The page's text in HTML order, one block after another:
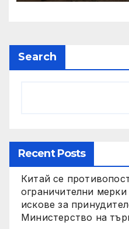
Search
Recent Posts
Китай се
ограничителни
искове за
Министерство на